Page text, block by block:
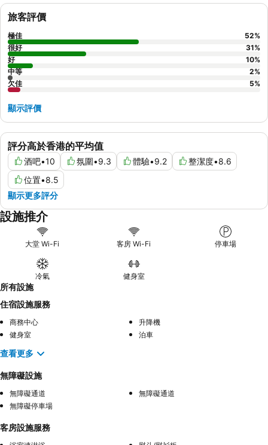
評分高於香港的平均值
酒吧•10 氛圍•9.3 體驗•9.2 整潔度•8.6
位置•8.5
顯示更多評分
旅客評價
極佳 52%
很好
31%
好
10%
中等
2%
欠佳
5%
顯示評價
設施推介
大堂 Wi-Fi 客房 Wi-Fi 停車場
冷氣 健身室
所有設施
住宿設施服務
商務中心
升降機
健身室
泊車
查看更多
無障礙設施
無障礙通道
無障礙通道
無障礙停車場
客房設施服務